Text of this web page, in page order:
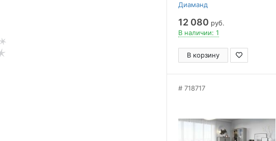
Диаманд
12 080 руб.
В наличии: 1
В корзину
718717